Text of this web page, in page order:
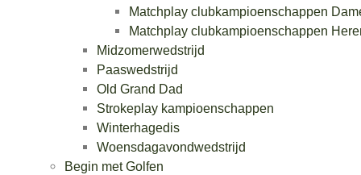
Matchplay clubkampioenschappen
Matchplay clubkampioenschappen
Midzomerwedstrijd
Paaswedstrijd
Old Grand Dad
Strokeplay kampioenschappen
Winterhagedis
Woensdagavondwedstrijd
Begin met Golfen